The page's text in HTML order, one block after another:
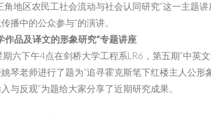
角地区农民工社会流动与社会认同研究“这一主题
播中的公众参与“的演讲。
作品及译文的形象研究“专题讲座
六下午4点在剑桥大学工程系LR6，第五期”中英
琴老师进行了题为“追寻霍克斯笔下红楼主人公
与反观”为题给大家分享了近期研究成果。